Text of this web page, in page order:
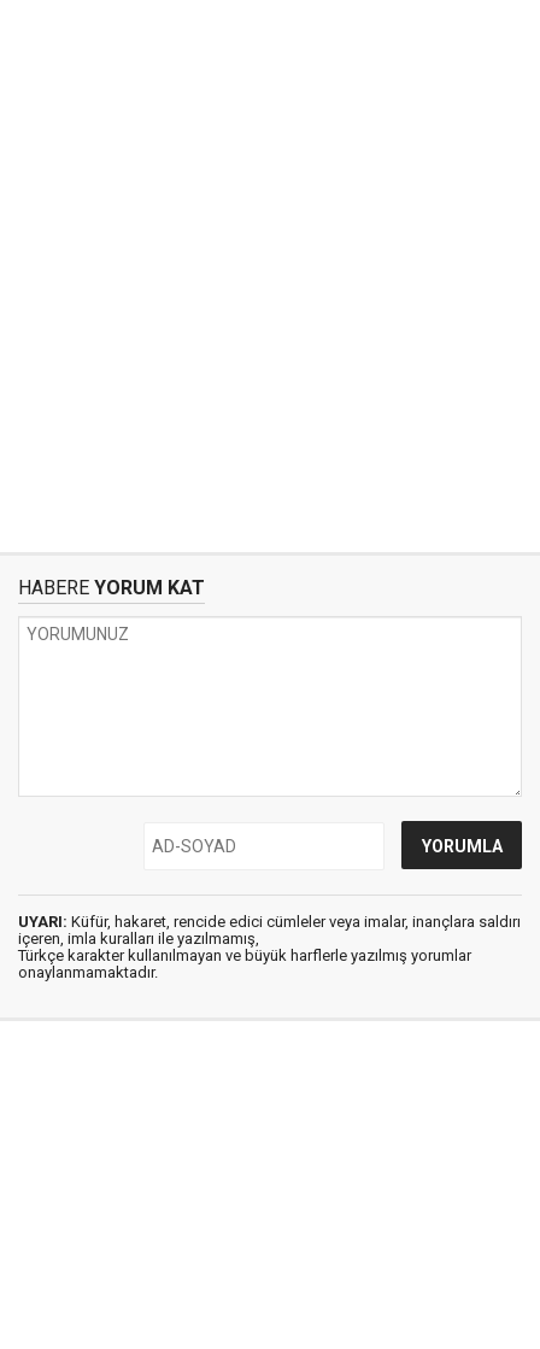
HABERE YORUM KAT
UYARI: Küfür, hakaret, rencide edici cümleler veya imalar, inançlara saldırı
içeren, imla kuralları ile yazılmamış,
Türkçe karakter kullanılmayan ve büyük harflerle yazılmış yorumlar
onaylanmamaktadır.